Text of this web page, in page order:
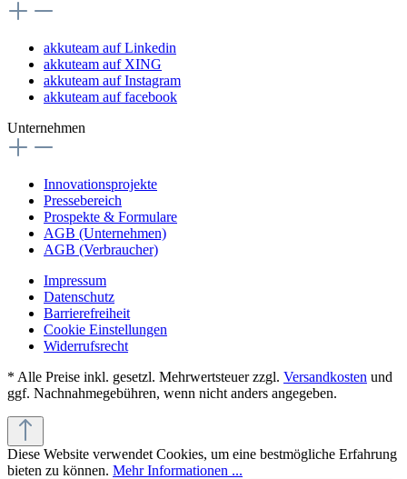
akkuteam auf Linkedin
akkuteam auf XING
akkuteam auf Instagram
akkuteam auf facebook
Unternehmen
Innovationsprojekte
Pressebereich
Prospekte & Formulare
AGB (Unternehmen)
AGB (Verbraucher)
Impressum
Datenschutz
Barrierefreiheit
Cookie Einstellungen
Widerrufsrecht
* Alle Preise inkl. gesetzl. Mehrwertsteuer zzgl. Versandkosten und
ggf. Nachnahmegebühren, wenn nicht anders angegeben.
Diese Website verwendet Cookies, um eine bestmögliche Erfahrung
bieten zu können. Mehr Informationen ...